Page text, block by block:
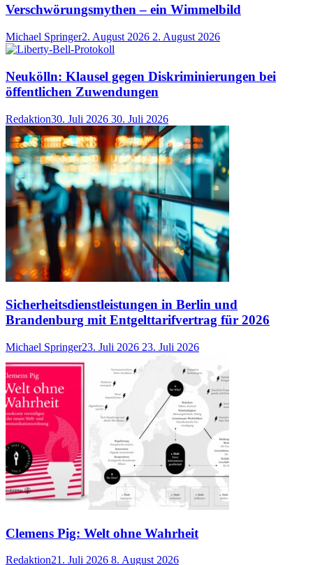
Verschwörungsmythen – ein Wimmelbild
Michael Springer2. August 2026 2. August 2026
Neukölln: Klausel gegen Diskriminierungen bei
öffentlichen Zuwendungen
Redaktion30. Juli 2026 30. Juli 2026
Sicherheitsdienstleistungen in Berlin und
Brandenburg mit Entgelttarifvertrag für 2026
Michael Springer23. Juli 2026 23. Juli 2026
Clemens Pig: Welt ohne Wahrheit
Redaktion21. Juli 2026 8. August 2026